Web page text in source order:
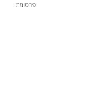
פרסומת